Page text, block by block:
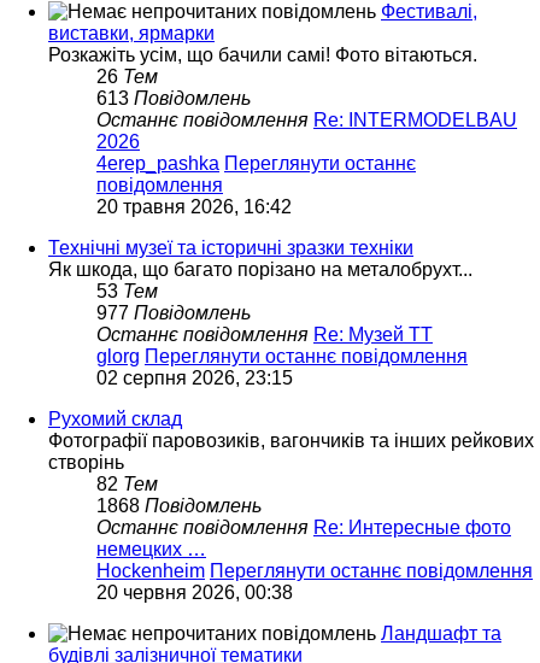
Фестивалі,
виставки, ярмарки
Розкажіть усім, що бачили самі! Фото вітаються.
26 Тем
613 Повідомлень
Останнє повідомлення Re: INTERMODELBAU
2026
4erep_pashka Переглянути останнє
повідомлення
20 травня 2026, 16:42
Технічні музеї та історичні зразки техніки
Як шкода, що багато порізано на металобрухт...
53 Тем
977 Повідомлень
Останнє повідомлення Re: Музей ТТ
glorg Переглянути останнє повідомлення
02 серпня 2026, 23:15
Рухомий склад
Фотографії паровозиків, вагончиків та інших рейкових
створінь
82 Тем
1868 Повідомлень
Останнє повідомлення Re: Интересные фото
немецких …
Hockenheim Переглянути останнє повідомлення
20 червня 2026, 00:38
Ландшафт та
будівлі залізничної тематики